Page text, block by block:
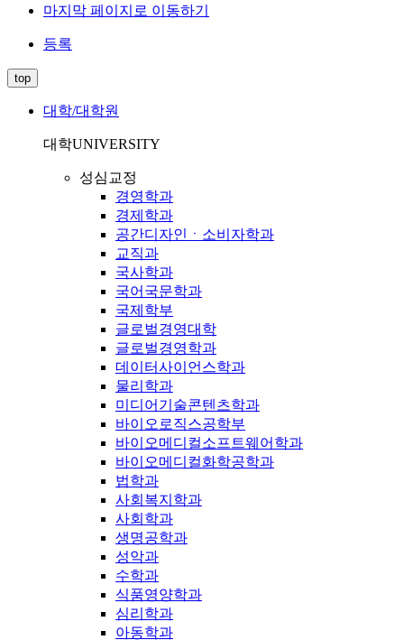
마지막 페이지로 이동하기
등록
top
대학/대학원
대학UNIVERSITY
성심교정
경영학과
경제학과
공간디자인ㆍ소비자학과
교직과
국사학과
국어국문학과
국제학부
글로벌경영대학
글로벌경영학과
데이터사이언스학과
물리학과
미디어기술콘텐츠학과
바이오로직스공학부
바이오메디컬소프트웨어학과
바이오메디컬화학공학과
법학과
사회복지학과
사회학과
생명공학과
성악과
수학과
식품영양학과
심리학과
아동학과